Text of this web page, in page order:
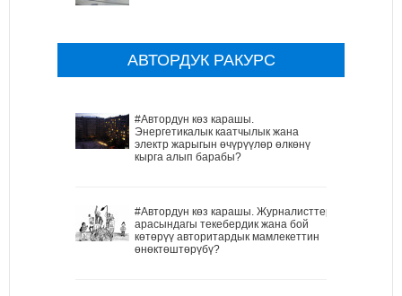
АВТОРДУК РАКУРС
#Автордун көз карашы.
Энергетикалык каатчылык жана
электр жарыгын өчүрүүлөр өлкөнү
кырга алып барабы?
#Автордун көз карашы. Журналисттер
арасындагы текебердик жана бой
көтөрүү авторитардык мамлекеттин
өнөктөштөрүбү?